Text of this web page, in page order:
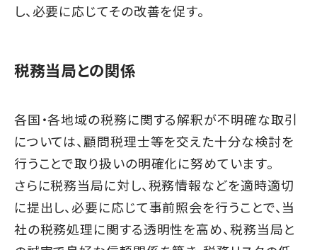
し、必要に応じてその改善を促す。
税務当局との関係
各国・各地域の税務に関する解釈が不明確な取引
については、顧問税理士等を交えた十分な検討を
行うことで取り扱いの明確化に努めています。
さらに税務当局に対し、税務情報などを適時適切
に提出し、必要に応じて事前照会を行うことで、当
社の税務処理に関する透明性を高め、税務当局と